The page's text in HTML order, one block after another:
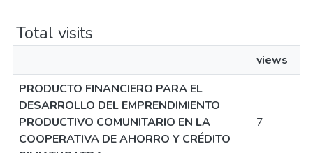
Total visits
views
PRODUCTO FINANCIERO PARA EL
DESARROLLO DEL EMPRENDIMIENTO
PRODUCTIVO COMUNITARIO EN LA
COOPERATIVA DE AHORRO Y CRÉDITO
7